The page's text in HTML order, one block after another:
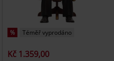
% Téměř vyprodáno
Kč 1.359,00